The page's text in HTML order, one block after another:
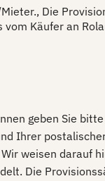
Die
Käufer an
geben Sie
Ihrer
weisen darauf
Die